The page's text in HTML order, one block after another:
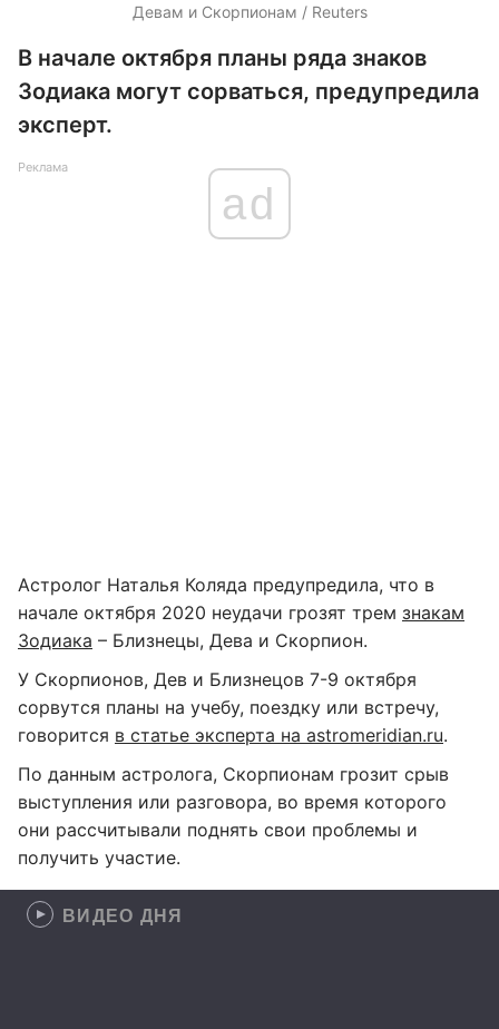
Девам и Скорпионам / Reuters
В начале октября планы ряда знаков
Зодиака могут сорваться, предупредила
эксперт.
Реклама
ad
Астролог Наталья Коляда предупредила, что в
начале октября 2020 неудачи грозят трем знакам
Зодиака – Близнецы, Дева и Скорпион.
У Скорпионов, Дев и Близнецов 7-9 октября
сорвутся планы на учебу, поездку или встречу,
говорится в статье эксперта на astromeridian.ru.
По данным астролога, Скорпионам грозит срыв
выступления или разговора, во время которого
они рассчитывали поднять свои проблемы и
получить участие.
ВИДЕО ДНЯ